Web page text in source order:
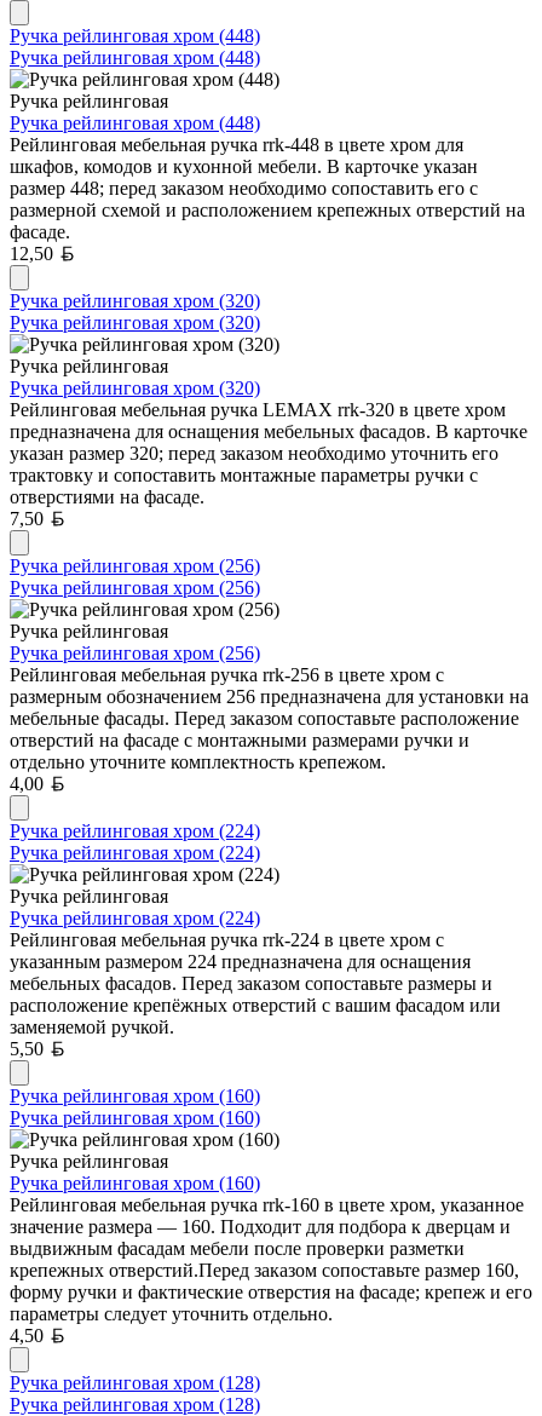
Ручка рейлинговая хром (448)
Ручка рейлинговая хром (448)
Ручка рейлинговая
Ручка рейлинговая хром (448)
Рейлинговая мебельная ручка rrk-448 в цвете хром для
шкафов, комодов и кухонной мебели. В карточке указан
размер 448; перед заказом необходимо сопоставить его с
размерной схемой и расположением крепежных отверстий на
фасаде.
12,50
Ручка рейлинговая хром (320)
Ручка рейлинговая хром (320)
Ручка рейлинговая
Ручка рейлинговая хром (320)
Рейлинговая мебельная ручка LEMAX rrk-320 в цвете хром
предназначена для оснащения мебельных фасадов. В карточке
указан размер 320; перед заказом необходимо уточнить его
трактовку и сопоставить монтажные параметры ручки с
отверстиями на фасаде.
7,50
Ручка рейлинговая хром (256)
Ручка рейлинговая хром (256)
Ручка рейлинговая
Ручка рейлинговая хром (256)
Рейлинговая мебельная ручка rrk-256 в цвете хром с
размерным обозначением 256 предназначена для установки на
мебельные фасады. Перед заказом сопоставьте расположение
отверстий на фасаде с монтажными размерами ручки и
отдельно уточните комплектность крепежом.
4,00
Ручка рейлинговая хром (224)
Ручка рейлинговая хром (224)
Ручка рейлинговая
Ручка рейлинговая хром (224)
Рейлинговая мебельная ручка rrk-224 в цвете хром с
указанным размером 224 предназначена для оснащения
мебельных фасадов. Перед заказом сопоставьте размеры и
расположение крепёжных отверстий с вашим фасадом или
заменяемой ручкой.
5,50
Ручка рейлинговая хром (160)
Ручка рейлинговая хром (160)
Ручка рейлинговая
Ручка рейлинговая хром (160)
Рейлинговая мебельная ручка rrk-160 в цвете хром, указанное
значение размера — 160. Подходит для подбора к дверцам и
выдвижным фасадам мебели после проверки разметки
крепежных отверстий.Перед заказом сопоставьте размер 160,
форму ручки и фактические отверстия на фасаде; крепеж и его
параметры следует уточнить отдельно.
4,50
Ручка рейлинговая хром (128)
Ручка рейлинговая хром (128)